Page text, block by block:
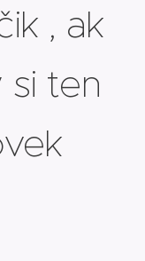
, ak
si ten